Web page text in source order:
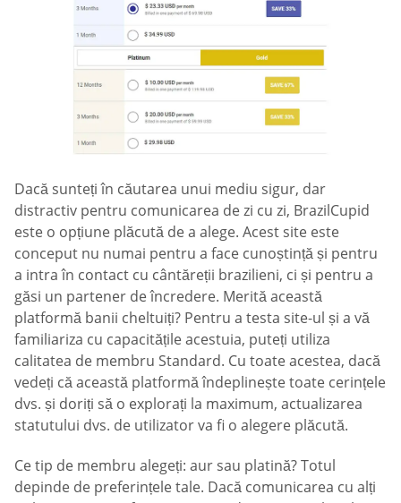
Dacă sunteți în căutarea unui mediu sigur, dar
distractiv pentru comunicarea de zi cu zi, BrazilCupid
este o opțiune plăcută de a alege. Acest site este
conceput nu numai pentru a face cunoștință și pentru
a intra în contact cu cântăreții brazilieni, ci și pentru a
găsi un partener de încredere. Merită această
platformă banii cheltuiți? Pentru a testa site-ul și a vă
familiariza cu capacitățile acestuia, puteți utiliza
calitatea de membru Standard. Cu toate acestea, dacă
vedeți că această platformă îndeplinește toate cerințele
dvs. și doriți să o explorați la maximum, actualizarea
statutului dvs. de utilizator va fi o alegere plăcută.
Ce tip de membru alegeți: aur sau platină? Totul
depinde de preferințele tale. Dacă comunicarea cu alți